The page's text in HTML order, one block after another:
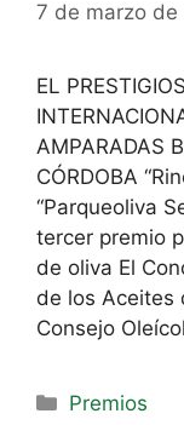
7 de marzo de
EL
AMPARADAS
CÓRDOBA
“Parqueoliva
tercer premio
de oliva El
de los Aceites
Consejo
Premios